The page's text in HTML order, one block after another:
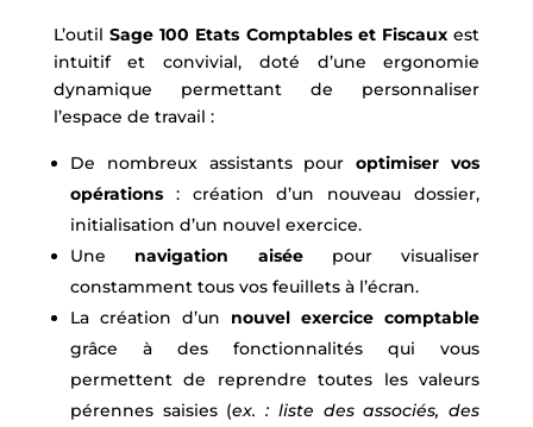
L’outil Sage 100 Etats Comptables et Fiscaux est
intuitif et convivial, doté d’une ergonomie
dynamique permettant de personnaliser
l’espace de travail :
De nombreux assistants pouroptimiser vos
opérations: création d’un nouveau dossier,
initialisation d’un nouvel exercice.
Une navigation aiséepour visualiser
constamment tous vos feuillets à l’écran.
La création d’un nouvel exercice comptable
grâce à des fonctionnalités qui vous
permettent de reprendre toutes les valeurs
pérennes saisies (ex. : liste des associés, des